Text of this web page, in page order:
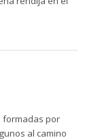
formadas por
al camino